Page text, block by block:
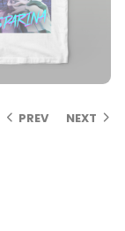
PREV NEXT